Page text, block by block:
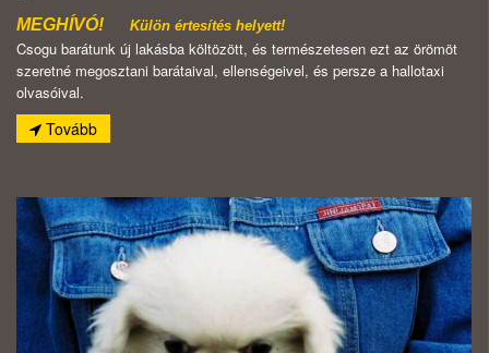
MEGHÍVÓ! Külön értesítés helyett!
Csogu barátunk új lakásba költözött, és természetesen ezt az örömöt
szeretné megosztani barátaival, ellenségeivel, és persze a hallotaxi
olvasóival.
Tovább